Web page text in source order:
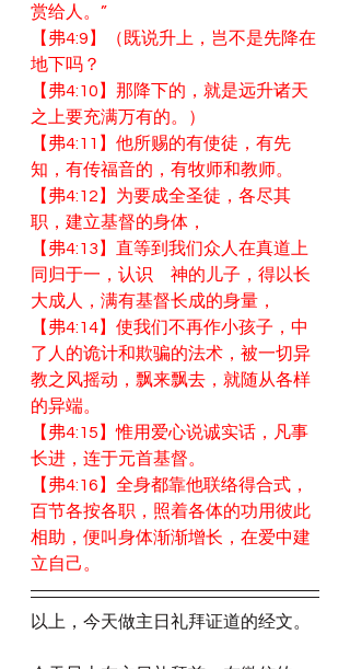
赏给人。”
【弗4:9】（既说升上，岂不是先降在
地下吗？
【弗4:10】那降下的，就是远升诸天
之上要充满万有的。）
【弗4:11】他所赐的有使徒，有先
知，有传福音的，有牧师和教师。
【弗4:12】为要成全圣徒，各尽其
职，建立基督的身体，
【弗4:13】直等到我们众人在真道上
同归于一，认识　神的儿子，得以长
大成人，满有基督长成的身量，
【弗4:14】使我们不再作小孩子，中
了人的诡计和欺骗的法术，被一切异
教之风摇动，飘来飘去，就随从各样
的异端。
【弗4:15】惟用爱心说诚实话，凡事
长进，连于元首基督。
【弗4:16】全身都靠他联络得合式，
百节各按各职，照着各体的功用彼此
相助，便叫身体渐渐增长，在爱中建
立自己。
以上，今天做主日礼拜证道的经文。